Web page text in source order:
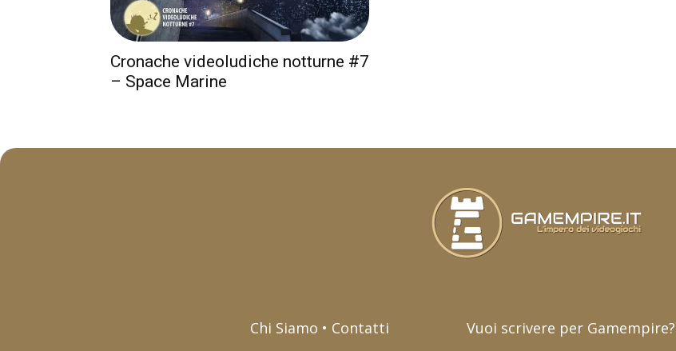
Cronache videoludiche notturne #7
– Space Marine
Chi Siamo • Contatti Vuoi scrivere per Gamempire?